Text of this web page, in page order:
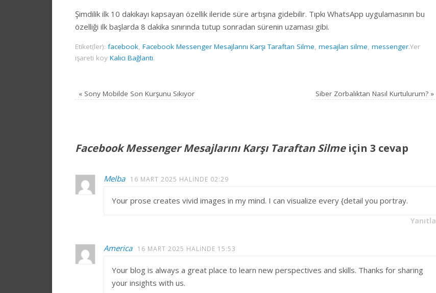
Şimdilik ilk 10 dakikayı kapsayan özellik ileride süre artışına gidebilir. Tıpkı WhatsApp uygulamasının bu
özelliği ilk başlarda 8 dakika sınırında tutup sonradan sürenin uzaması gibi.
Etiket(ler): facebook, Facebook Messenger Mesajlarını Karşı Taraftan Silme, mesajları silme, messenger.Yer
işareti koy Kalıcı Bağlantı.
« Sony Mobilde Son Kurşunu Sıkıyor Siber Zorbalıktan Nasıl Kurtulurum? »
Facebook Messenger Mesajlarını Karşı Taraftan Silmeiçin 3 cevap
Melba 16 MART 2025 HALINDE 02:29
Your prose creates vivid images in my mind. I can visualize every {detail you portray.
Yanıtla
America 16 MART 2025 HALINDE 15:53
Your blog is always a great place to learn new perspectives and skills. Thanks for sharing
your insights with us.